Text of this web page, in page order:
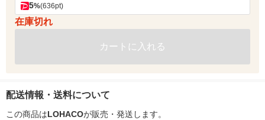
5%(636pt)
在庫切れ
カートに入れる
配送情報・送料について
この商品はLOHACOが販売・発送します。